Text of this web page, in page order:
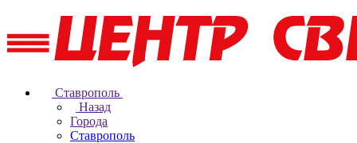
Ставрополь
Назад
Города
Ставрополь